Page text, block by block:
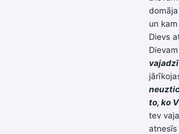
un
Dievs
to, ko
tev